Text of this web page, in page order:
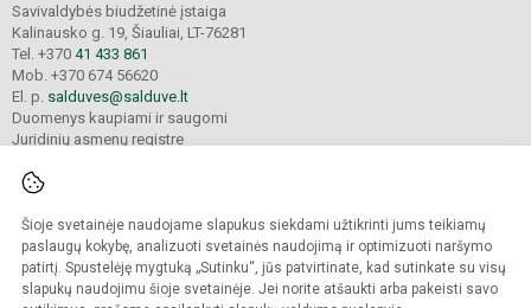
Šioje svetainėje naudojame slapukus siekdami užtikrinti jums teikiamų
paslaugų kokybę, analizuoti svetainės naudojimą ir optimizuoti naršymo
patirtį. Spustelėję mygtuką „Sutinku“, jūs patvirtinate, kad sutinkate su visų
slapukų naudojimu šioje svetainėje. Jei norite atšaukti arba pakeisti savo
Savivaldybės biudžetinė įstaiga
Kalinausko g. 19, Šiauliai, LT-76281
Tel. +370 41 433 861
Mob. +370 674 56620
El. p. salduves@salduve.lt
Duomenys kaupiami ir saugomi
Juridinių asmenų registre
© 2026. Šiaulių Salduvės progimnazija. Visos teisės saugomos.
Kopijuoti turinį be raštiško įstaigos administracijos sutikimo griežtai draudžiama.